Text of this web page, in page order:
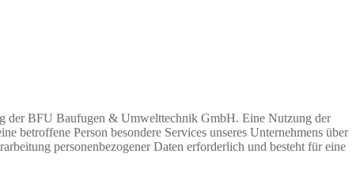
der BFU Baufugen & Umwelttechnik GmbH. Eine Nutzung der
betroffene Person besondere Services unseres Unternehmens über
personenbezogener Daten erforderlich und besteht für eine